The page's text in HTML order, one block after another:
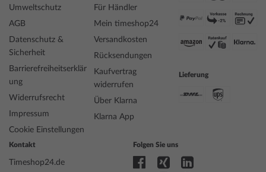
Anzeige
Analog
Antrieb
Swiss Made
Funktionen
Datum, Minute, Mondphase, Sekunde,
Stunde
Gehäusebreite
Umweltschutz
AGB
Datenschutz &
Sicherheit
Barrierefreiheitserklär
ung
Widerrufsrecht
Impressum
Cookie Einstellungen
Für Händler
Mein timeshop24
Versandkosten
Rücksendungen
Kaufvertrag
widerrufen
Über Klarna
Klarna App
Lieferung
Kontakt
Timeshop24.de
Folgen Sie uns